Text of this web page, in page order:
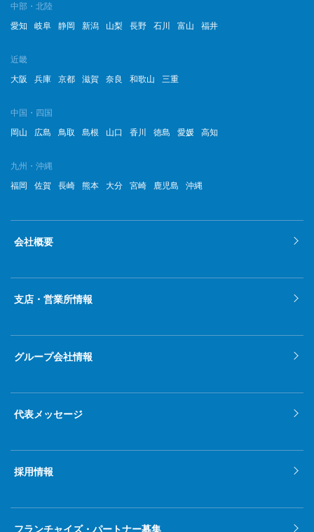
中部・北陸
愛知
岐阜 静岡 新潟 山梨 長野 石川 富山 福井
近畿
大阪
兵庫 京都 滋賀 奈良 和歌山 三重
中国・四国
岡山
広島 鳥取 島根 山口 香川 徳島 愛媛 高知
九州・沖縄
福岡
佐賀 長崎 熊本 大分 宮崎 鹿児島 沖縄
会社概要
支店・営業所情報
グループ会社情報
代表メッセージ
採用情報
フランチャイズ・パートナー募集